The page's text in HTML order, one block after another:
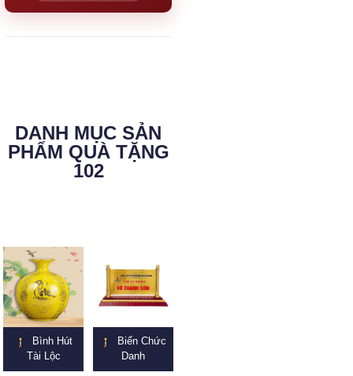
DANH MỤC SẢN
PHẨM QUÀ TẶNG
102
Bình Hút
Tài Lộc
Biển Chức
Danh